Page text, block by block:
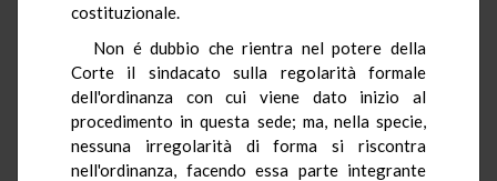
costituzionale.
Non é dubbio che rientra nel potere della
Corte il sindacato sulla regolarità formale
dell'ordinanza con cui viene dato inizio al
procedimento in questa sede; ma, nella specie,
nessuna irregolarità di forma si riscontra
nell'ordinanza, facendo essa parte integrante